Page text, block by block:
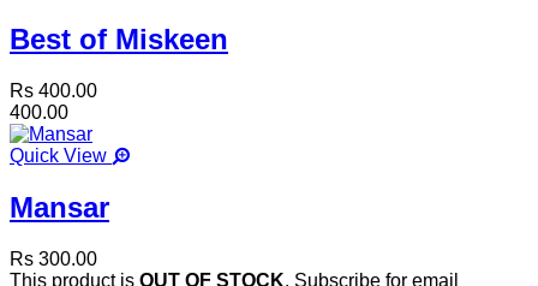
Best of Miskeen
Rs 400.00
400.00
Quick View
Mansar
Rs 300.00
This product is OUT OF STOCK. Subscribe for email